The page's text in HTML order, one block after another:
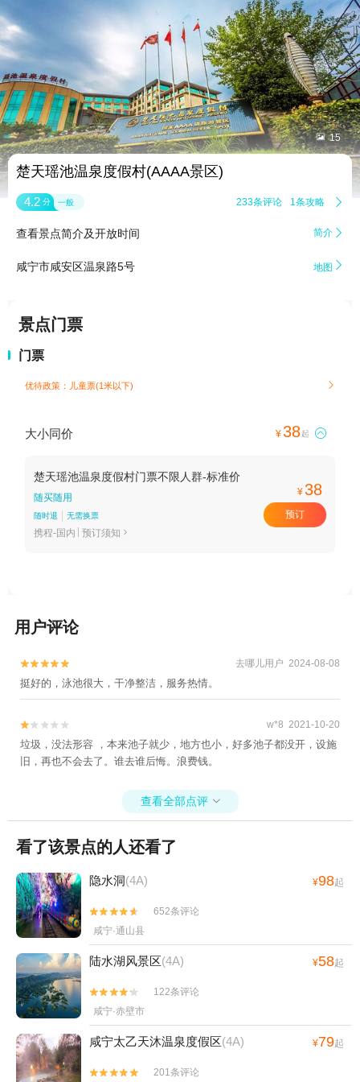
 15
楚天瑶池温泉度假村(AAAA景区)
4.2 分 一般 233条评论 1条攻略 
查看景点简介及开放时间 简介 
咸宁市咸安区温泉路5号 地图 
景点门票
门票
优待政策：儿童票(1米以下) 
大小同价 ¥38起 
楚天瑶池温泉度假村门票不限人群-标准价
随买随用
随时退 无需换票
携程-国内 预订须知 
¥38
预订
用户评论

 去哪儿用户 2024-08-08
挺好的，泳池很大，干净整洁，服务热情。

 w*8 2021-10-20
垃圾，没法形容 ，本来池子就少，地方也小，好多池子都没开，设施
旧，再也不会去了。谁去谁后悔。浪费钱。
查看全部点评 
看了该景点的人还看了
隐水洞(4A) ¥98起


652条评论
咸宁·通山县
陆水湖风景区(4A) ¥58起


122条评论
咸宁·赤壁市
咸宁太乙天沐温泉度假区(4A) ¥79起

 201条评论
